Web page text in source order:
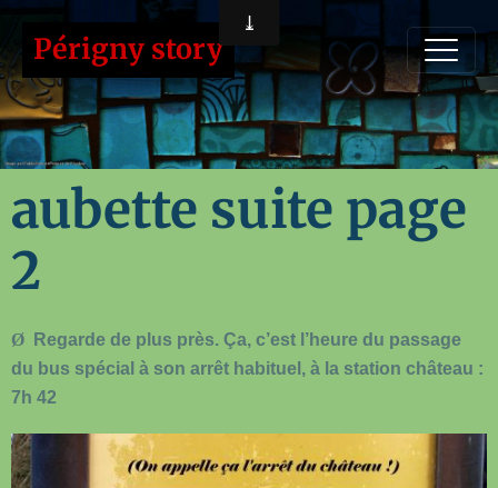
Périgny story
aubette suite page
2
Ø
Regarde de plus près. Ça, c’est l’heure du passage
du bus spécial à son arrêt habituel, à la station château :
7h 42